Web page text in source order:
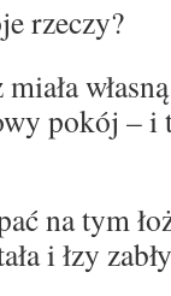
rzeczy?
pokój – i
na tym
i łzy